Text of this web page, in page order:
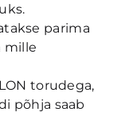
parima
mille
torudega,
põhja saab